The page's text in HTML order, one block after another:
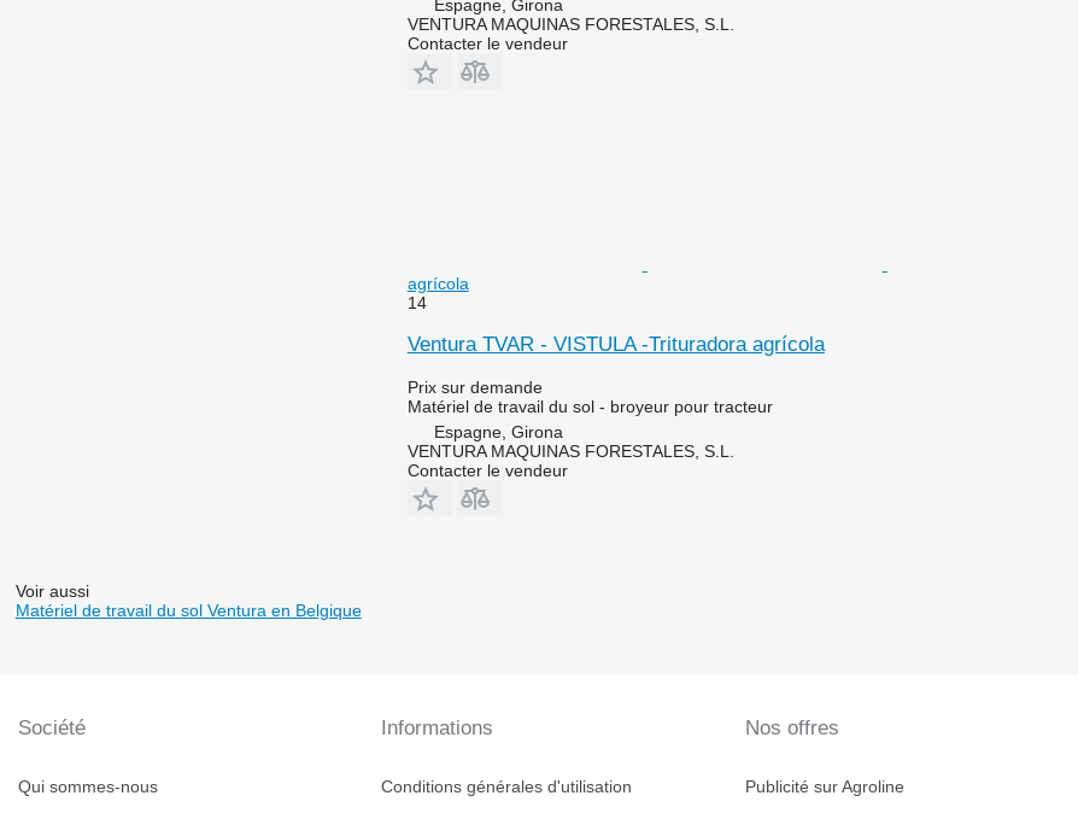
Espagne, Girona
VENTURA MAQUINAS FORESTALES, S.L.
Contacter le vendeur
agrícola
14
Ventura TVAR - VISTULA -Trituradora agrícola
Prix sur demande
Matériel de travail du sol - broyeur pour tracteur
Espagne, Girona
VENTURA MAQUINAS FORESTALES, S.L.
Contacter le vendeur
Voir aussi
Matériel de travail du sol Ventura en Belgique
Société
Qui sommes-nous
Informations
Conditions générales d'utilisation
Nos offres
Publicité sur Agroline